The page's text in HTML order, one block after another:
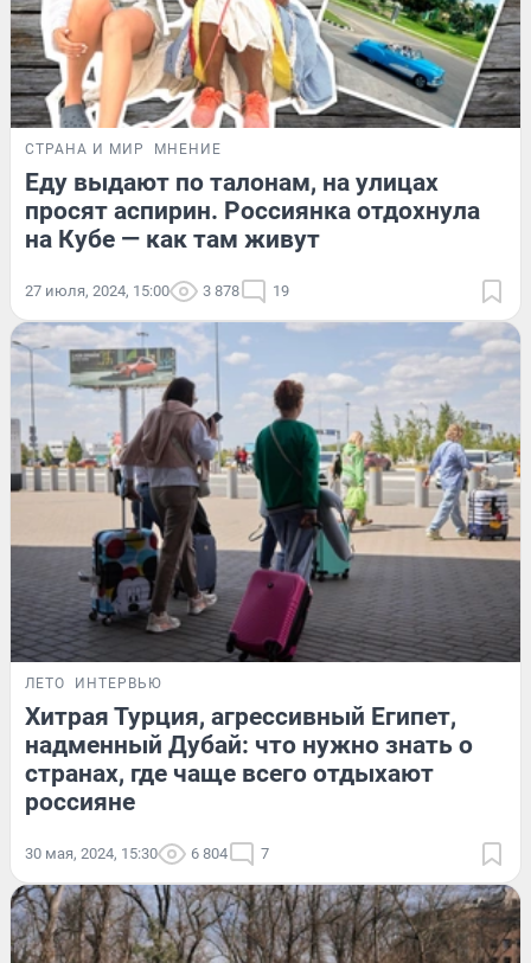
СТРАНА И МИР МНЕНИЕ
Еду выдают по талонам, на улицах
просят аспирин. Россиянка отдохнула
на Кубе — как там живут
27 июля, 2024, 15:00 3 878 19
ЛЕТО ИНТЕРВЬЮ
Хитрая Турция, агрессивный Египет,
надменный Дубай: что нужно знать о
странах, где чаще всего отдыхают
россияне
30 мая, 2024, 15:30 6 804 7